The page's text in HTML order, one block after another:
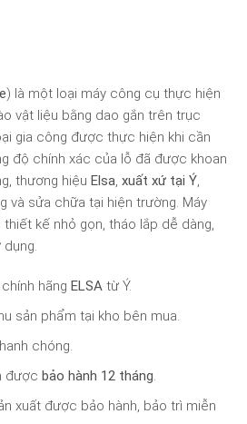
) là một loại máy công cụ thực hiện
vật liệu bằng dao gắn trên trục
gia công được thực hiện khi cần
độ chính xác của lỗ đã được khoan
thương hiệu Elsa, xuất xứ tại Ý,
và sửa chữa tại hiện trường. Máy
kế nhỏ gọn, tháo lắp dễ dàng,
hãng ELSAtừ Ý.
sản phẩm tại kho bên mua.
chóng.
được bảo hành 12 tháng.
xuất được bảo hành, bảo trì miễn